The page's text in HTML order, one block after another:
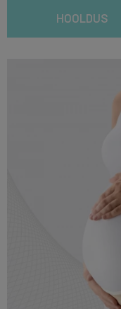
HOOLDUS